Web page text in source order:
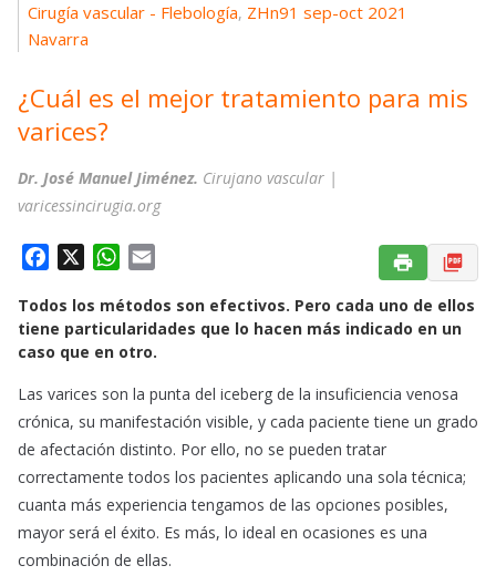
Cirugía vascular - Flebología, ZHn91 sep-oct 2021
Navarra
¿Cuál es el mejor tratamiento para mis
varices?
Dr. José Manuel Jiménez. Cirujano vascular |
varicessincirugia.org
c
e
b
o
o
k
W
a
t
s
A
p
p
a
i
l
Todos los métodos son efectivos. Pero cada uno de ellos
tiene particularidades que lo hacen más indicado en un
caso que en otro.
Las varices son la punta del iceberg de la insuficiencia venosa
crónica, su manifestación visible, y cada paciente tiene un grado
de afectación distinto. Por ello, no se pueden tratar
correctamente todos los pacientes aplicando una sola técnica;
cuanta más experiencia tengamos de las opciones posibles,
mayor será el éxito. Es más, lo ideal en ocasiones es una
combinación de ellas.